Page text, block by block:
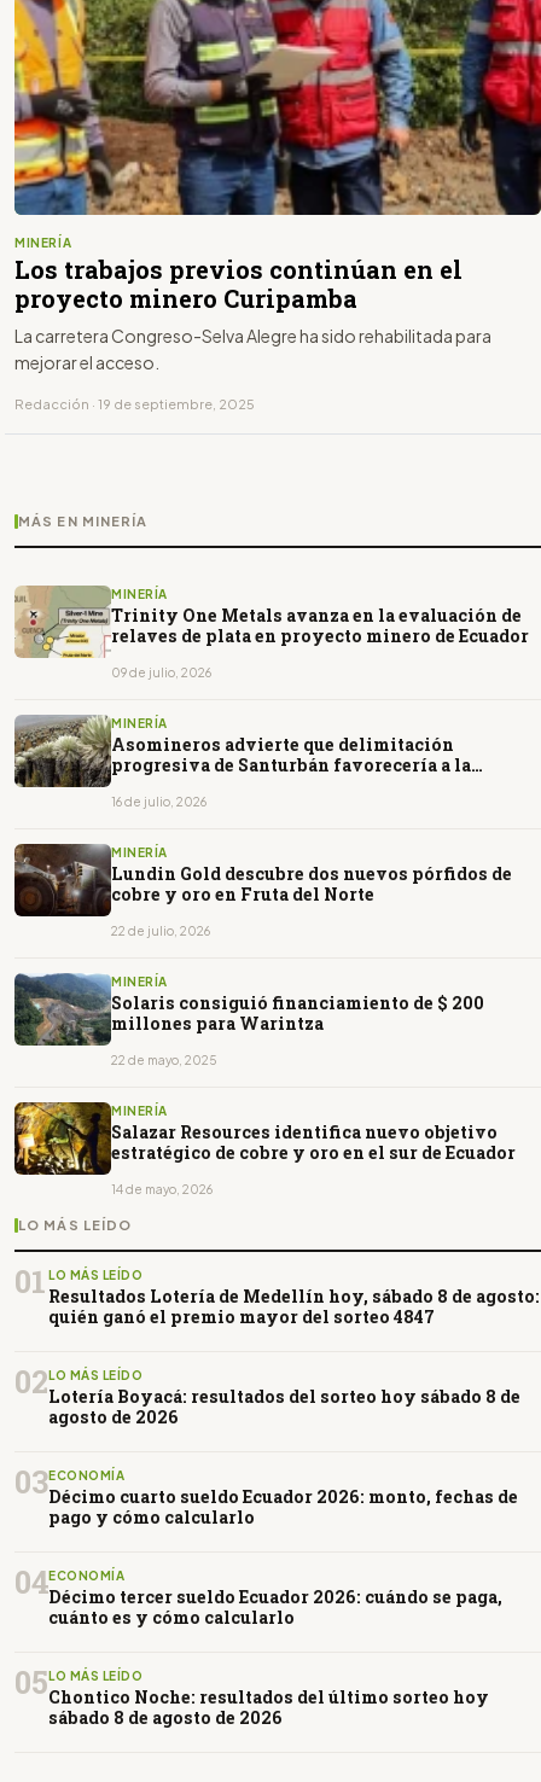
MINERÍA
Los trabajos previos continúan en el
proyecto minero Curipamba
La carretera Congreso-Selva Alegre ha sido rehabilitada para
mejorar el acceso.
Redacción · 19 de septiembre, 2025
MÁS EN MINERÍA
MINERÍA
Trinity One Metals avanza en la evaluación de
relaves de plata en proyecto minero de Ecuador
09 de julio, 2026
MINERÍA
Asomineros advierte que delimitación
progresiva de Santurbán favorecería a la
16 de julio, 2026
MINERÍA
Lundin Gold descubre dos nuevos pórfidos de
cobre y oro en Fruta del Norte
22 de julio, 2026
MINERÍA
Solaris consiguió financiamiento de $ 200
millones para Warintza
22 de mayo, 2025
MINERÍA
Salazar Resources identifica nuevo objetivo
estratégico de cobre y oro en el sur de Ecuador
14 de mayo, 2026
LO MÁS LEÍDO
01 LO MÁS LEÍDO
Resultados Lotería de Medellín hoy, sábado 8 de agosto:
quién ganó el premio mayor del sorteo 4847
02LO MÁS LEÍDO
Lotería Boyacá: resultados del sorteo hoy sábado 8 de
agosto de 2026
03ECONOMÍA
Décimo cuarto sueldo Ecuador 2026: monto, fechas de
pago y cómo calcularlo
04ECONOMÍA
Décimo tercer sueldo Ecuador 2026: cuándo se paga,
cuánto es y cómo calcularlo
05LO MÁS LEÍDO
Chontico Noche: resultados del último sorteo hoy
sábado 8 de agosto de 2026